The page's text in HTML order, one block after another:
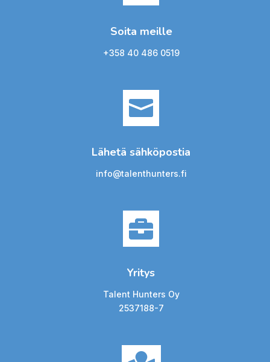
Soita meille
+358 40 486 0519

Lähetä sähköpostia
info@talenthunters.fi

Yritys
Talent Hunters Oy
2537188-7